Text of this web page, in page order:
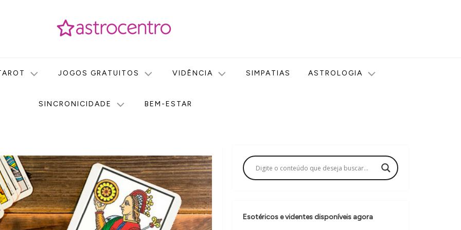
JOGOS GRATUITOS VIDÊNCIA SIMPATIAS ASTROLOGIA
SINCRONICIDADE BEM-ESTAR
Esotéricos e videntes disponíveis agora